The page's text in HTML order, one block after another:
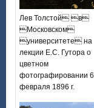
Лев Толстой в
Московском
университете на
лекции Е.С. Гутора о
цветном
фотографировании 6
февраля 1896 г.